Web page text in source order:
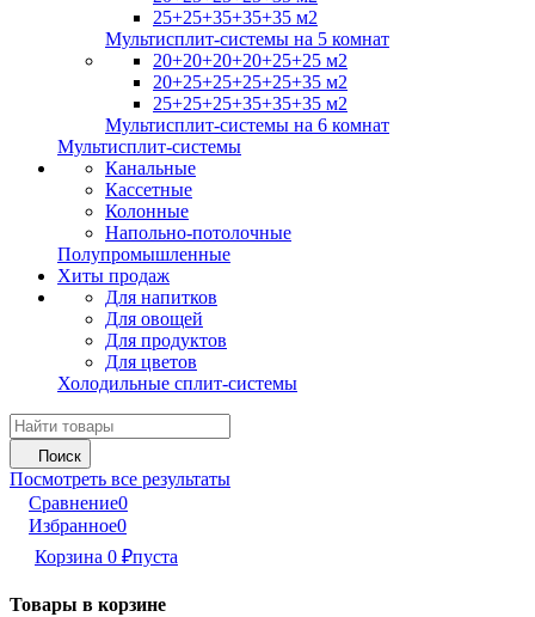
25+25+35+35+35 м2
Мультисплит-системы на 5 комнат
20+20+20+20+25+25 м2
20+25+25+25+25+35 м2
25+25+25+35+35+35 м2
Мультисплит-системы на 6 комнат
Мультисплит-системы
Канальные
Кассетные
Колонные
Напольно-потолочные
Полупромышленные
Хиты продаж
Для напитков
Для овощей
Для продуктов
Для цветов
Холодильные сплит-системы
Поиск
Посмотреть все результаты
Сравнение0
Избранное0
Корзина 0 ₽пуста
Товары в корзине